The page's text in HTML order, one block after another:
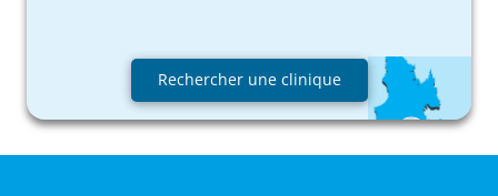
Rechercher une clinique